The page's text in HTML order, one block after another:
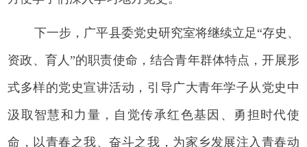
下一步，广平县委党史研究室将继续立足“存史、
资政、育人”的职责使命，结合青年群体特点，开展形
式多样的党史宣讲活动，引导广大青年学子从党史中
汲取智慧和力量，自觉传承红色基因、勇担时代使
命，以青春之我、奋斗之我，为家乡发展注入青春动